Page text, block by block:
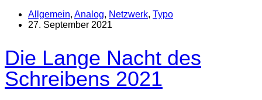
Allgemein, Analog, Netzwerk, Typo
27. September 2021
Die Lange Nacht des
Schreibens 2021